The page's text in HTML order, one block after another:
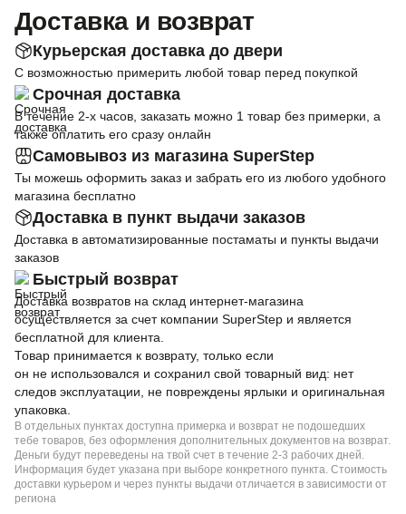
Доставка и возврат
Курьерская доставка до двери
С возможностью примерить любой товар перед покупкой
Срочная доставка
В течение 2-х часов, заказать можно 1 товар без примерки, а
также оплатить его сразу онлайн
Самовывоз из магазина SuperStep
Ты можешь оформить заказ и забрать его из любого удобного
магазина бесплатно
Доставка в пункт выдачи заказов
Доставка в автоматизированные постаматы и пункты выдачи
заказов
Быстрый возврат
Доставка возвратов на склад интернет-магазина
осуществляется за счет компании SuperStep и является
бесплатной для клиента.
Товар принимается к возврату, только если
он не использовался и сохранил свой товарный вид: нет
следов эксплуатации, не повреждены ярлыки и оригинальная
упаковка.
В отдельных пунктах доступна примерка и возврат не подошедших
тебе товаров, без оформления дополнительных документов на возврат.
Деньги будут переведены на твой счет в течение 2-3 рабочих дней.
Информация будет указана при выборе конкретного пункта. Стоимость
доставки курьером и через пункты выдачи отличается в зависимости от
региона